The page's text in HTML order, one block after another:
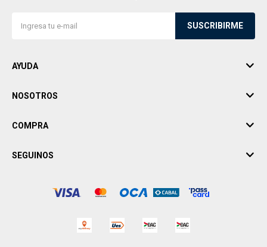
SUSCRIBIRME
AYUDA
NOSOTROS
COMPRA
SEGUINOS